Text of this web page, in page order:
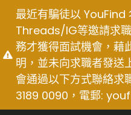
content
最近有騙徒以 YouFind
Threads/IG等邀請求
務才獲得面試機會，藉
明，並未向求職者發送
會通過以下方式聯絡求
3189 0090，電郵: